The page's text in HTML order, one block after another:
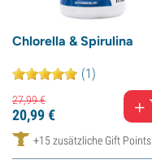
Chlorella & Spirulina
(1)
27,99€
20,99€
+15 zusätzliche Gift Points